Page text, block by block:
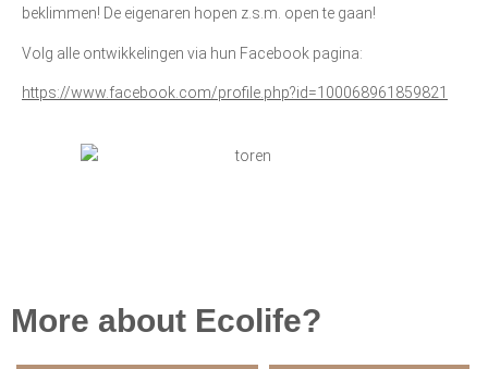
beklimmen! De eigenaren hopen z.s.m. open te gaan!
Volg alle ontwikkelingen via hun Facebook pagina:
https://www.facebook.com/profile.php?id=100068961859821
More about Ecolife?